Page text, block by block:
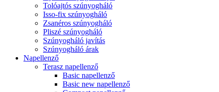
Tolóajtós szúnyogháló
Isso-fix szúnyogháló
Zsanéros szúnyogháló
Pliszé szúnyogháló
Szúnyogháló javítás
Szúnyogháló árak
Napellenző
Terasz napellenző
Basic napellenző
Basic new napellenző